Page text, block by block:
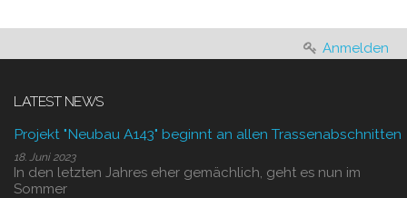
Anmelden
LATEST NEWS
Projekt "Neubau A143" beginnt an allen Trassenabschnitten
18. Juni 2023
In den letzten Jahres eher gemächlich, geht es nun im
Sommer